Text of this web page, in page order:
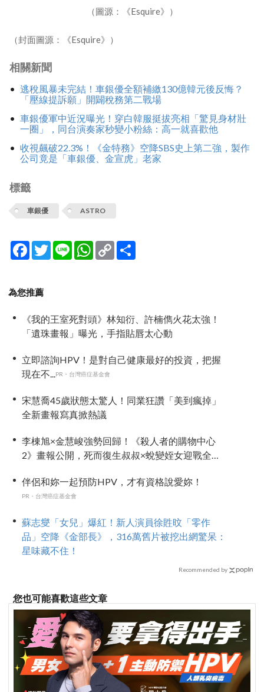
（圖源：《Esquire》）
（封面圖源：《Esquire》）
相關新聞
逃稅風暴未完結！車銀優全額補繳130億韓元後反悔？
「壓線提訴願」開闢稅務第二戰場
車銀優軍中近況曝光！穿白韓服挺拔亮相「驚見身材壯
一圈」，同台演奏家秒變小粉絲：高一就喜歡他
收視飆破22.3%！《金特務》空降SBS史上第二強，製作
公司竟是「車銀優、金宣虎」老家
標籤
車銀優 ASTRO
Facebook
TwitterLine WhatsApp
Copy
Link
為您推薦
《我的王室死對頭》林知衍、許楠儁火花太強！
「遺珠畫報」曝光，手指貼唇太心動
立即諮詢HPV！是對自己健康最好的投資，把握
現在不...PR・台灣癌症基金會
宋慧喬45歲狀態太驚人！同業狂讚「美到瘋掉」
全新畫報寫真掀熱議
李棟旭×金慧峻強勢回歸！《殺人者的購物中心
2》畫報公開，死而復生叔叔×蛻變姪女迎戰全新
伴侶和妳一起預防HPV，才有資格說愛妳！
PR・台灣癌症基金會
蘇志燮「女兒」爆紅！新人演員徐貹旼「零作
品」空降《金部長》，316萬舊片被挖出網驚呆：
星味藏不住！
Recommended by
您也可能喜歡這些文章